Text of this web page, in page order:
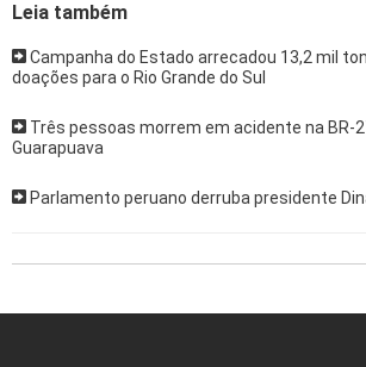
Leia também
Campanha do Estado arrecadou 13,2 mil
doações para o Rio Grande do Sul
Três pessoas morrem em acidente na BR-
Guarapuava
Parlamento peruano derruba presidente